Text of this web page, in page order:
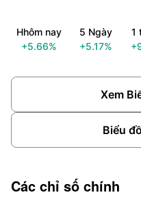
Xem
Biểu
Hhôm nay
+5.66%
5 Ngày
+5.17%
1
Các chỉ số chính